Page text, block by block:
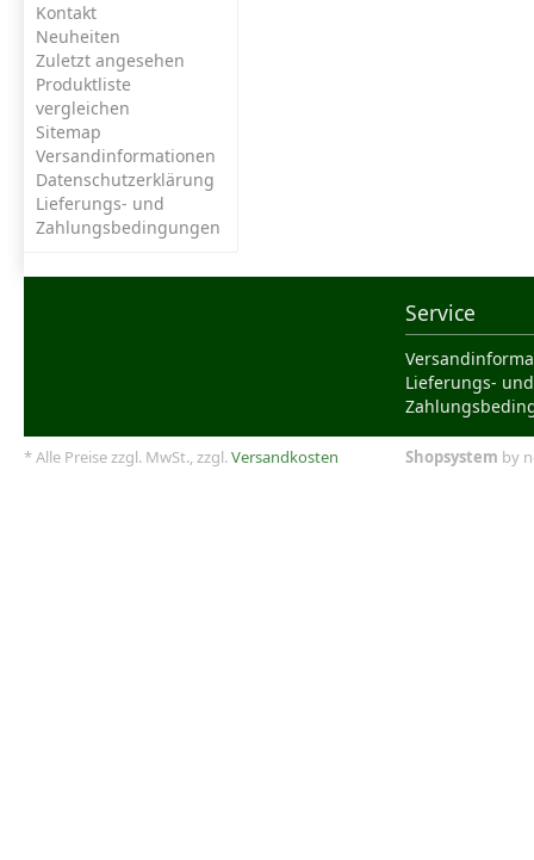
Kontakt
Neuheiten
Zuletzt angesehen
Produktliste
vergleichen
Sitemap
Versandinformationen
Datenschutzerklärung
Lieferungs- und
Zahlungsbedingungen
Service
Lieferungs- und
* Alle Preise zzgl. MwSt., zzgl.Versandkosten Shopsystem by